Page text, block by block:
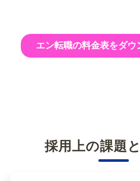
エン転職の料金表をダウ
採用上の課題